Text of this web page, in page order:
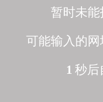
暂时未
可能输入的
1 秒后